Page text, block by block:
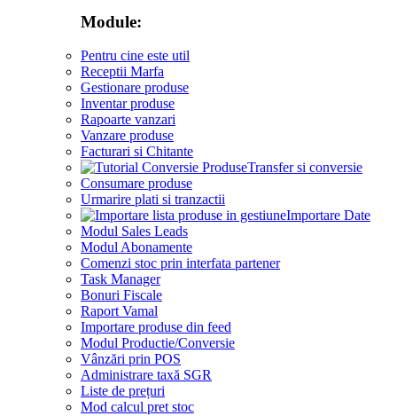
Module:
Pentru cine este util
Receptii Marfa
Gestionare produse
Inventar produse
Rapoarte vanzari
Vanzare produse
Facturari si Chitante
Transfer si conversie
Consumare produse
Urmarire plati si tranzactii
Importare Date
Modul Sales Leads
Modul Abonamente
Comenzi stoc prin interfata partener
Task Manager
Bonuri Fiscale
Raport Vamal
Importare produse din feed
Modul Productie/Conversie
Vânzări prin POS
Administrare taxă SGR
Liste de prețuri
Mod calcul pret stoc